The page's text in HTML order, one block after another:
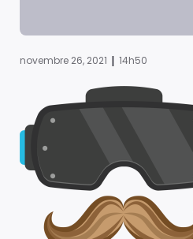
novembre 26, 2021 | 14h50